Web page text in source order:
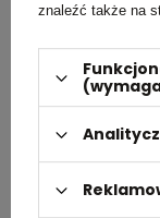
dużym
zbiorczym
Rozmiar
znaleźć także na